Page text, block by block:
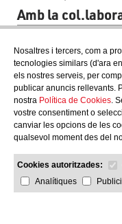
Nosaltres i tercers, com a
tecnologies similars (d'ara
els nostres serveis, per
publicar anuncis rellevants.
nostra Política de Cookies.
vostre consentiment o
canviar les opcions de les
qualsevol moment des del
Cookies autoritzades:
Analítiques
Amb la